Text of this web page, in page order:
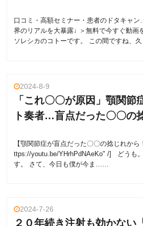
口コミ・高額セミナー・患者のドタキャ
界のリアルを大暴露↓ ＞無料で今すぐ動画
ソレシカのコトーです。 この間ですね、
2024-8-9
「これ〇〇が原因」顎関節
ト奏者…盲点だった〇〇の
【顎関節症が盲点だった〇〇の捻じれか
ttps://youtu.be/YHrhPdNAeKo" /] どうも
す。 さて、今日も僕が今ま……
2024-7-26
２０年続き注射も効かない